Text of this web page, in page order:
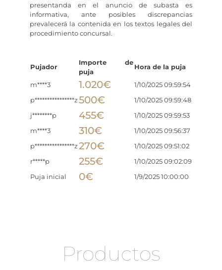
presentanda en el anuncio de subasta es
informativa, ante posibles discrepancias
prevalecerá la contenida en los textos legales del
procedimiento concursal.
Pujador
Importe de
puja
Hora de la puja
m****3 1.020€
1/10/2025 09:59:54
p****************z500€
1/10/2025 09:59:48
j********p
455€
1/10/2025 09:59:53
m****3
310€
1/10/2025 09:56:37
p****************z270€
1/10/2025 09:51:02
r*****p
255€
1/10/2025 09:02:09
Puja inicial
0€ 1/9/2025 10:00:00
Productos